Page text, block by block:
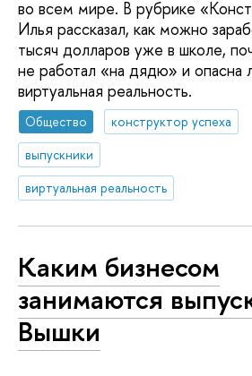
во всем мире. В рубрике
Илья рассказал, как можно
тысяч долларов уже в школе,
не работал «на дядю» и опасна
виртуальная реальность.
Общество
конструктор успеха
выпускники
виртуальная реальность
Каким бизнесом
занимаются
Вышки